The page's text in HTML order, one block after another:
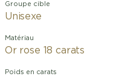
Groupe cible
Unisexe
Matériau
Or rose 18 carats
Poids en carats